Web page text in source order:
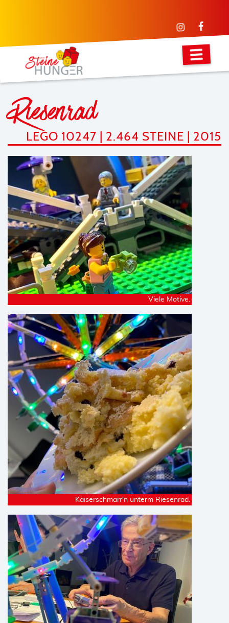
Riesenrad
LEGO 10247 | 2.464 STEINE | 2015
Viele Motive.
Kaiserschmarr'n unterm Riesenrad.